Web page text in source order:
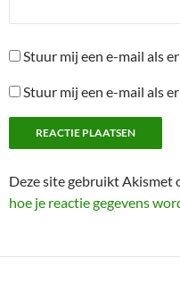
Stuur mij een e-mail als
Stuur mij een e-mail als
Deze site gebruikt Akismet
hoe je reactie gegevens